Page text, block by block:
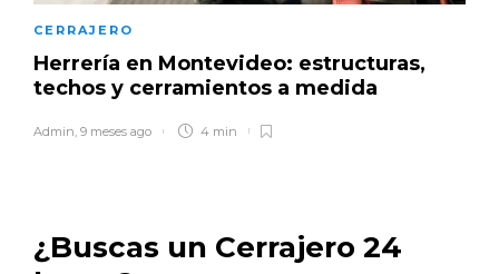
CERRAJERO
Herrería en Montevideo: estructuras,
techos y cerramientos a medida
Admin 9 meses ago 4 min
¿Buscas un Cerrajero 24